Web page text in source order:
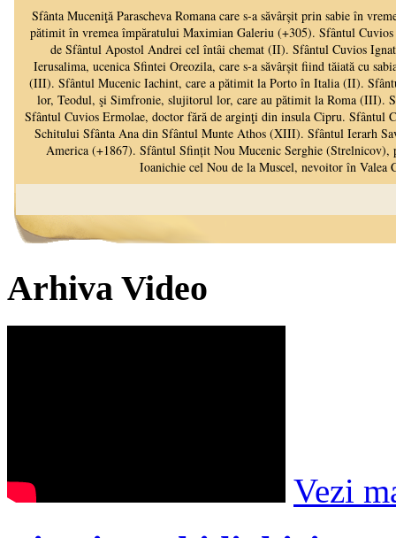
Arhiva Video
Vezi